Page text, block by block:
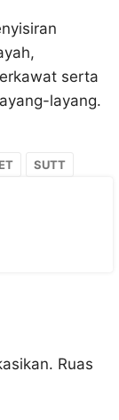
serta
layang.
SUTT
Ruas